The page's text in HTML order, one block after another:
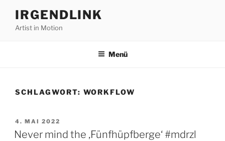
Inhalt
springen
IRGENDLINK
Artist in Motion
Menü
SCHLAGWORT: WORKFLOW
VERÖFFENTLICHT
AM
4. MAI 2022
Never mind the ‚Fünfhüpfberge‘ #mdrzl